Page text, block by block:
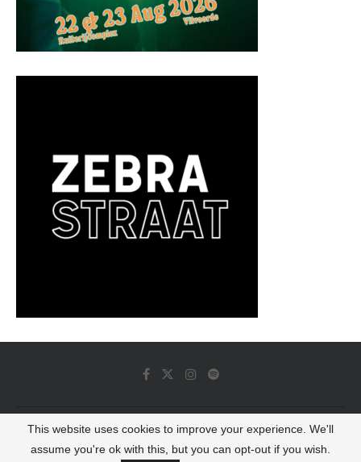
© 2022 - Luminous Dash All Rights Reserved
This website uses cookies to improve your experience. We'll
assume you're ok with this, but you can opt-out if you wish.